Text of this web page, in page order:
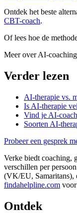
Ontdek het beste
CBT-coach.
Of lees hoe de
Meer over AI-coaching
Verder lezen
AI-therapie vs.
Is AI-therapie
Vind je AI-
Soorten AI-
Probeer een gesprek
Verke biedt coaching,
verschillen per
(VK/EU, Samaritans),
findahelpline.com
Ontdek